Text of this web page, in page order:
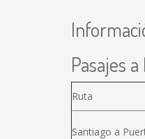
Pasajes
Ruta
Santiago a